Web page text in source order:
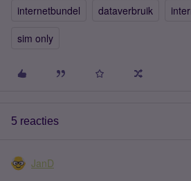
internetbundel dataverbruik
sim only
5 reacties
JanD